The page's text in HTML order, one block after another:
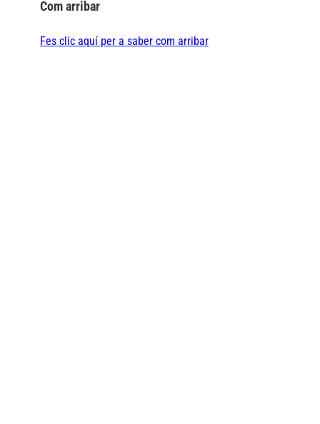
Com arribar
Fes clic aquí per a saber com arribar